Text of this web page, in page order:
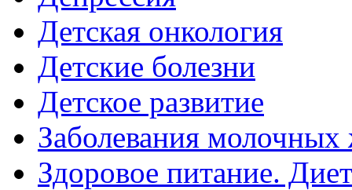
Детская онкология
Детские болезни
Детское развитие
Заболевания молочных
Здоровое питание.